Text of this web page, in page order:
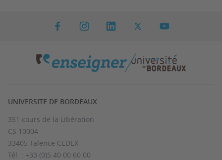
UNIVERSITE DE BORDEAUX
351 cours de la Libération
CS 10004
33405 Talence CEDEX
Tél. : +33 (0)5 40 00 60 00